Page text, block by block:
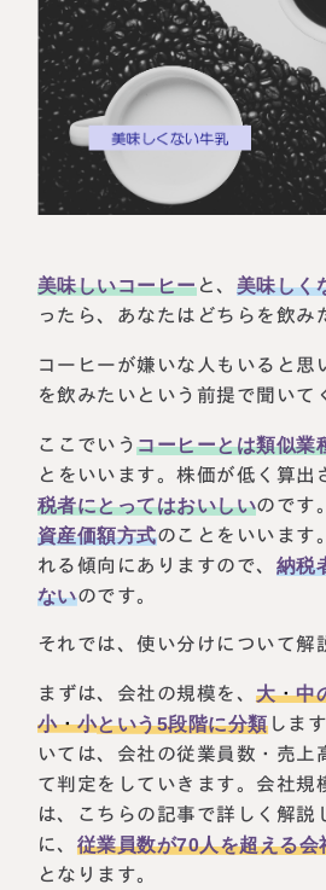
美味しいコーヒーと、美味しく
ったら、あなたはどちらを飲み
コーヒーが嫌いな人もいると思
を飲みたいという前提で聞いて
ここでいうコーヒーとは類似業
とをいいます。株価が低く算出
税者にとってはおいしいのです
資産価額方式のことをいいます
れる傾向にありますので、納税
ないのです。
それでは、使い分けについて解
まずは、会社の規模を、大・中
小・小という5段階に分類 しま
いては、会社の従業員数・売上
て判定をしていきます。会社規
は、こちらの記事で詳しく解説
に、従業員数が70人を超える会
となります。